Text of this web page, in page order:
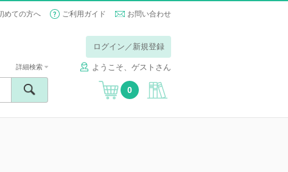
めての方へ ご利用ガイド お問い合わせ
ログイン／新規登録
ようこそ、ゲストさん
詳細検索
0